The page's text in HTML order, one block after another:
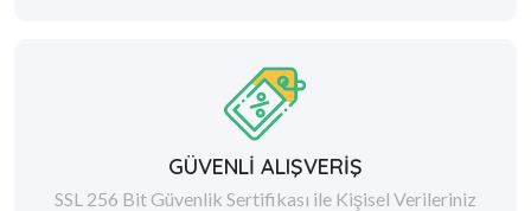
GÜVENLİ ALIŞVERİŞ
SSL 256 Bit Güvenlik Sertifikası ile Kişisel Verileriniz